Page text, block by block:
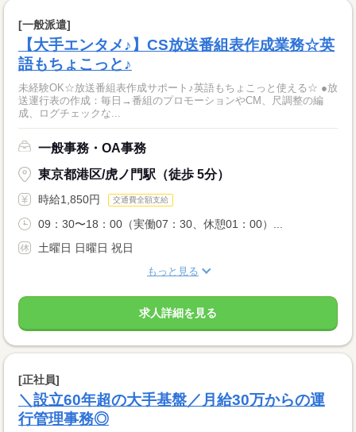
[一般派遣]
【大手エンタメ♪】CS放送番組表作成業務☆英
語もちょこっと♪
未経験OK☆放送番組表作成サポート♪英語もちょこっと使える☆ ●放
送運行表の作成：毎日→番組のプロモーションやCM、尺調整の編
成、ログチェックな...
一般事務・OA事務
東京都港区/虎ノ門駅（徒歩 5分）
時給1,850円 交通費全額支給
09：30〜18：00（実働07：30、休憩01：00）...
土曜日 日曜日 祝日
もっと見る
求人詳細を見る
[正社員]
＼設立60年超の大手基盤／月給30万からの運
行管理事務◎